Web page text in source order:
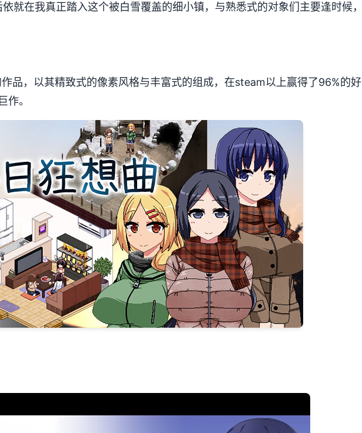
就在我真正踏入这个被白雪覆盖的细小镇，与熟悉式的对象们主要逢时候，
品，以其精致式的像素风格与丰富式的组成，在steam以上赢得了​​96%的好
作。